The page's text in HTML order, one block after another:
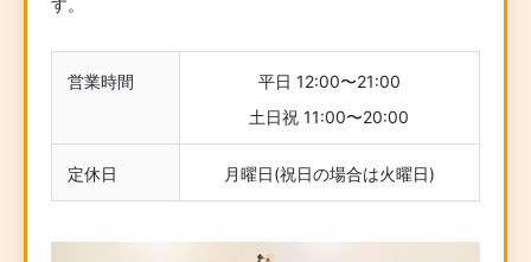
す。
営業時間
平日 12:00〜21:00
土日祝 11:00〜20:00
定休日 月曜日(祝日の場合は火曜日)